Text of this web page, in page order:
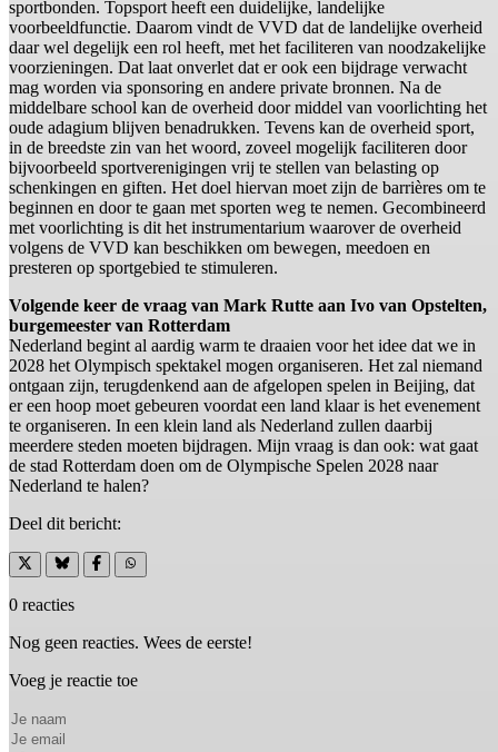
sportbonden. Topsport heeft een duidelijke, landelijke
voorbeeldfunctie. Daarom vindt de VVD dat de landelijke overheid
daar wel degelijk een rol heeft, met het faciliteren van noodzakelijke
voorzieningen. Dat laat onverlet dat er ook een bijdrage verwacht
mag worden via sponsoring en andere private bronnen. Na de
middelbare school kan de overheid door middel van voorlichting het
oude adagium blijven benadrukken. Tevens kan de overheid sport,
in de breedste zin van het woord, zoveel mogelijk faciliteren door
bijvoorbeeld sportverenigingen vrij te stellen van belasting op
schenkingen en giften. Het doel hiervan moet zijn de barrières om te
beginnen en door te gaan met sporten weg te nemen. Gecombineerd
met voorlichting is dit het instrumentarium waarover de overheid
volgens de VVD kan beschikken om bewegen, meedoen en
presteren op sportgebied te stimuleren.
Volgende keer de vraag van Mark Rutte aan Ivo van Opstelten,
burgemeester van Rotterdam
Nederland begint al aardig warm te draaien voor het idee dat we in
2028 het Olympisch spektakel mogen organiseren. Het zal niemand
ontgaan zijn, terugdenkend aan de afgelopen spelen in Beijing, dat
er een hoop moet gebeuren voordat een land klaar is het evenement
te organiseren. In een klein land als Nederland zullen daarbij
meerdere steden moeten bijdragen. Mijn vraag is dan ook: wat gaat
de stad Rotterdam doen om de Olympische Spelen 2028 naar
Nederland te halen?
Deel dit bericht:
0 reacties
Nog geen reacties. Wees de eerste!
Voeg je reactie toe